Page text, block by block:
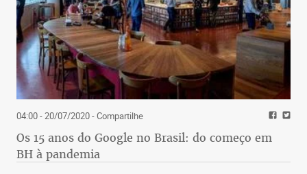
04:00 - 20/07/2020- Compartilhe
Os 15 anos do Google no Brasil: do começo em
BH à pandemia